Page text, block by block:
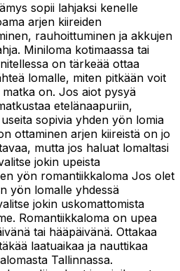
sopii lahjaksi kenelle
arjen kiireiden
rauhoittuminen ja akkujen
Miniloma kotimaassa tai
on tärkeää ottaa
lomalle, miten pitkään voit
on. Jos aiot pysyä
etelänaapuriin,
sopivia yhden yön lomia
ottaminen arjen kiireistä on jo
mutta jos haluat lomaltasi
jokin upeista
yön romantiikkaloma Jos olet
yön lomalle yhdessä
jokin uskomattomista
Romantiikkaloma on upea
tai hääpäivänä. Ottakaa
laatuaikaa ja nauttikaa
Tallinnassa.